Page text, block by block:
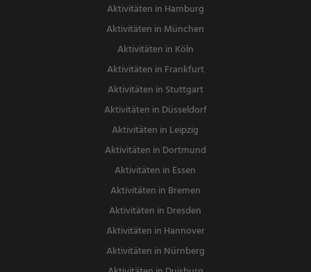
Aktivitäten in Hamburg
Aktivitäten in München
Aktivitäten in Köln
Aktivitäten in Frankfurt
Aktivitäten in Stuttgart
Aktivitäten in Düsseldorf
Aktivitäten in Leipzig
Aktivitäten in Dortmund
Aktivitäten in Essen
Aktivitäten in Bremen
Aktivitäten in Dresden
Aktivitäten in Hannover
Aktivitäten in Nürnberg